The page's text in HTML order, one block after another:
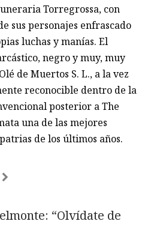
Torregrossa, con
sus personajes enfrascado
luchas y manías. El
negro y muy, muy
de Muertos S. L., a la vez
reconocible dentro de la
posterior a The
una de las mejores
de los últimos años.
“Olvídate de